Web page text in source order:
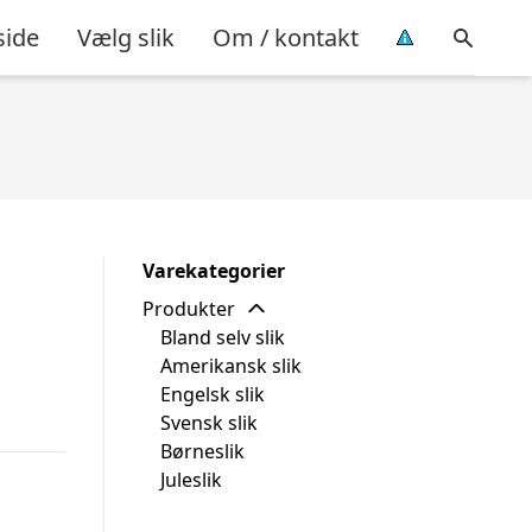
Vælg slik Om / kontakt
Varekategorier
Produkter
Bland selv slik
Amerikansk slik
Engelsk slik
Svensk slik
Børneslik
Juleslik